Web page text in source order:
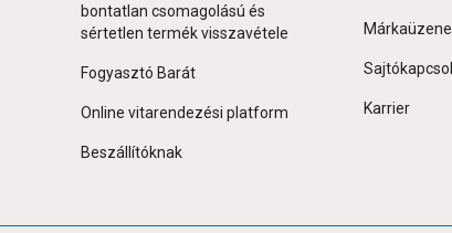
bontatlan csomagolású és
sértetlen termék visszavétele
Fogyasztó Barát
Online vitarendezési platform
Beszállítóknak
Karrier